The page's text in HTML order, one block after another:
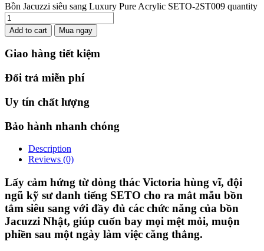
Bồn Jacuzzi siêu sang Luxury Pure Acrylic SETO-2ST009 quantity
Add to cart Mua ngay
Giao hàng tiết kiệm
Đổi trả miễn phí
Uy tín chất lượng
Bảo hành nhanh chóng
Description
Reviews (0)
Lấy cảm hứng từ dòng thác Victoria hùng vĩ, đội
ngũ kỹ sư danh tiếng SETO cho ra mắt mẫu bồn
tắm siêu sang với đầy đủ các chức năng của bồn
Jacuzzi Nhật, giúp cuốn bay mọi mệt mỏi, muộn
phiền sau một ngày làm việc căng thẳng.